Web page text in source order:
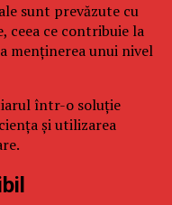
sunt prevăzute cu
ceea ce contribuie la
menținerea unui nivel
într-o soluție
și utilizarea